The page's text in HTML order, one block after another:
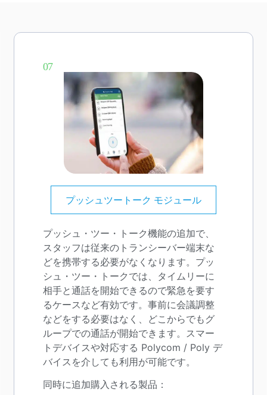
07
プッシュツートーク モジュール
プッシュ・ツー・トーク機能の追加で、
スタッフは従来のトランシーバー端末な
どを携帯する必要がなくなります。プッ
シュ・ツー・トークでは、タイムリーに
相手と通話を開始できるので緊急を要す
るケースなど有効です。事前に会議調整
などをする必要はなく、どこからでもグ
ループでの通話が開始できます。スマー
トデバイスや対応する Polycom / Poly デ
バイスを介しても利用が可能です。
同時に追加購入される製品：